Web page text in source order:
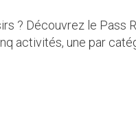
? Découvrez le Pass
activités, une par